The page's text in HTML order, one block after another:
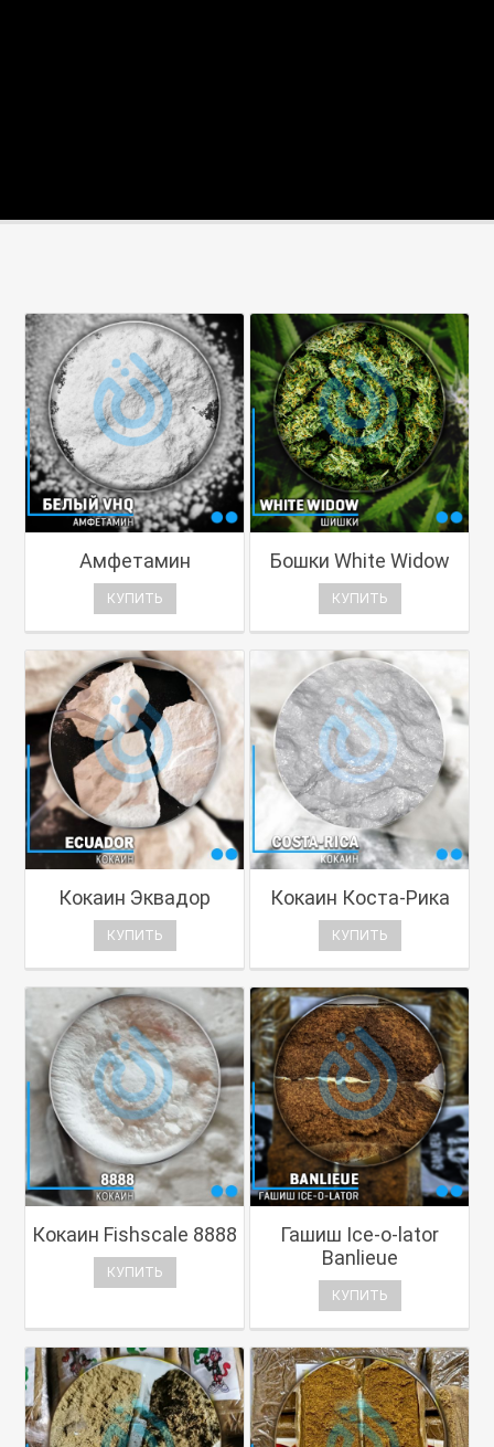
Амфетамин
КУПИТЬ
Бошки White Widow
КУПИТЬ
Кокаин Эквадор
КУПИТЬ
Кокаин Коста-Рика
КУПИТЬ
Кокаин Fishscale 8888
КУПИТЬ
Гашиш Ice-o-lator
Banlieue
КУПИТЬ